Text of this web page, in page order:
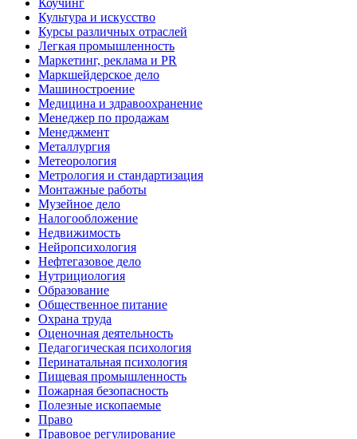
Коучинг
Культура и искусство
Курсы различных отраслей
Легкая промышленность
Маркетинг, реклама и PR
Маркшейдерское дело
Машиностроение
Медицина и здравоохранение
Менеджер по продажам
Менеджмент
Металлургия
Метеорология
Метрология и стандартизация
Монтажные работы
Музейное дело
Налогообложение
Недвижимость
Нейропсихология
Нефтегазовое дело
Нутрициология
Образование
Общественное питание
Охрана труда
Оценочная деятельность
Педагогическая психология
Перинатальная психология
Пищевая промышленность
Пожарная безопасность
Полезные ископаемые
Право
Правовое регулирование